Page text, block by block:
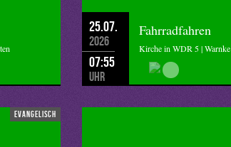
25.07.
2026
07:55
Uhr
Fahrradfahren
Kirche in WDR 5 | Warnke
evangelisch